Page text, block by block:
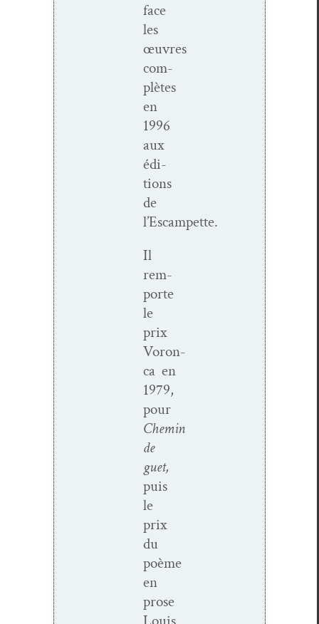
face
les
œuvres
com­
plètes
en
1996
aux
édi­
tions
de
l’Escampette.
Il
rem­
porte
le
prix
Voron­
ca en
1979,
pour
Chemin
de
guet,
puis
le
prix
du
poème
en
prose